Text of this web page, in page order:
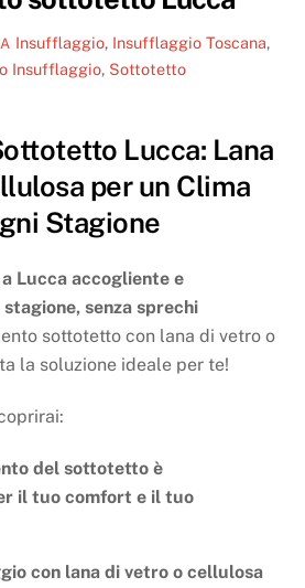
Insufflaggio, Insufflaggio Toscana,
Insufflaggio, Sottotetto
Lucca: Lana
per un Clima
Stagione
Lucca accogliente e
senza sprechi
sottotetto con lana di vetro o
la soluzione ideale per te!
del sottotetto è
il tuo comfort e il tuo
con lana di vetro o cellulosa